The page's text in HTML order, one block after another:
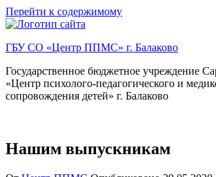
Перейти к содержимому
ГБУ СО «Центр ППМС» г. Балаково
Государственное бюджетное учреждение
«Центр психолого-педагогического и
сопровождения детей» г. Балаково
Нашим выпускникам